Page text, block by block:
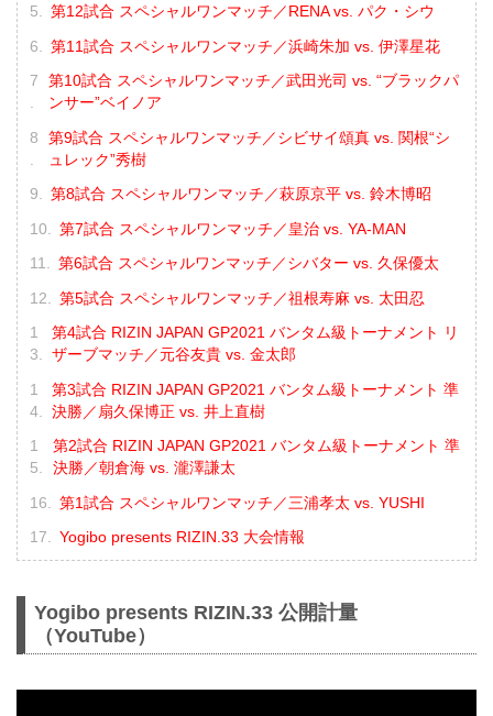
第12試合 スペシャルワンマッチ／RENA vs. パク・シウ
第11試合 スペシャルワンマッチ／浜崎朱加 vs. 伊澤星花
第10試合 スペシャルワンマッチ／武田光司 vs. “ブラックパ
ンサー”ベイノア
第9試合 スペシャルワンマッチ／シビサイ頌真 vs. 関根“シ
ュレック”秀樹
第8試合 スペシャルワンマッチ／萩原京平 vs. 鈴木博昭
第7試合 スペシャルワンマッチ／皇治 vs. YA-MAN
第6試合 スペシャルワンマッチ／シバター vs. 久保優太
第5試合 スペシャルワンマッチ／祖根寿麻 vs. 太田忍
第4試合 RIZIN JAPAN GP2021 バンタム級トーナメント リ
ザーブマッチ／元谷友貴 vs. 金太郎
第3試合 RIZIN JAPAN GP2021 バンタム級トーナメント 準
決勝／扇久保博正 vs. 井上直樹
第2試合 RIZIN JAPAN GP2021 バンタム級トーナメント 準
決勝／朝倉海 vs. 瀧澤謙太
第1試合 スペシャルワンマッチ／三浦孝太 vs. YUSHI
Yogibo presents RIZIN.33 大会情報
Yogibo presents RIZIN.33 公開計量
（YouTube）